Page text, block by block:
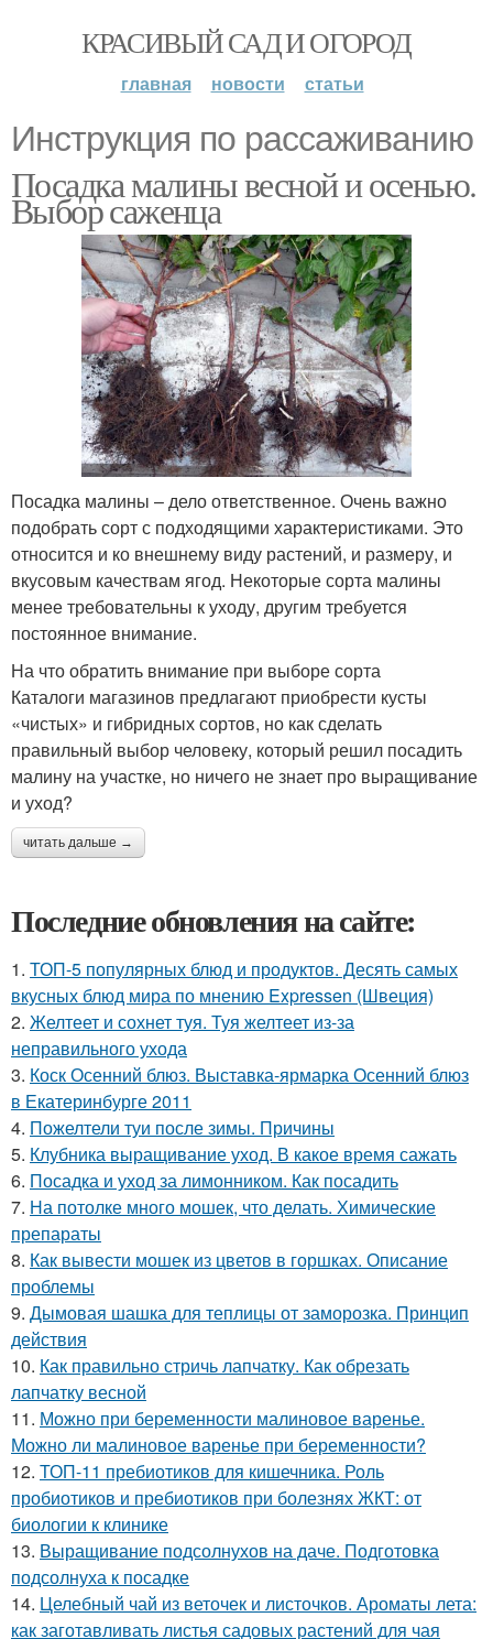
КРАСИВЫЙ САД И ОГОРОД
главная новости статьи
Инструкция по рассаживанию
Посадка малины весной и осенью.
Выбор саженца
Посадка малины – дело ответственное. Очень важно
подобрать сорт с подходящими характеристиками. Это
относится и ко внешнему виду растений, и размеру, и
вкусовым качествам ягод. Некоторые сорта малины
менее требовательны к уходу, другим требуется
постоянное внимание.
На что обратить внимание при выборе сорта
Каталоги магазинов предлагают приобрести кусты
«чистых» и гибридных сортов, но как сделать
правильный выбор человеку, который решил посадить
малину на участке, но ничего не знает про выращивание
и уход?
читать дальше →
Последние обновления на сайте:
1. ТОП-5 популярных блюд и продуктов. Десять самых
вкусных блюд мира по мнению Expressen (Швеция)
2. Желтеет и сохнет туя. Туя желтеет из-за
неправильного ухода
3. Коск Осенний блюз. Выставка-ярмарка Осенний блюз
в Екатеринбурге 2011
4. Пожелтели туи после зимы. Причины
5. Клубника выращивание уход. В какое время сажать
6. Посадка и уход за лимонником. Как посадить
7. На потолке много мошек, что делать. Химические
препараты
8. Как вывести мошек из цветов в горшках. Описание
проблемы
9. Дымовая шашка для теплицы от заморозка. Принцип
действия
10. Как правильно стричь лапчатку. Как обрезать
лапчатку весной
11. Можно при беременности малиновое варенье.
Можно ли малиновое варенье при беременности?
12. ТОП-11 пребиотиков для кишечника. Роль
пробиотиков и пребиотиков при болезнях ЖКТ: от
биологии к клинике
13. Выращивание подсолнухов на даче. Подготовка
подсолнуха к посадке
14. Целебный чай из веточек и листочков. Ароматы лета:
как заготавливать листья садовых растений для чая